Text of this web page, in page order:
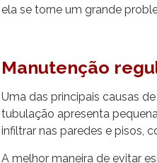
ela se torne um grande
Manutenção
Uma das principais causas
tubulação apresenta
infiltrar nas paredes e pisos,
A melhor maneira de evitar